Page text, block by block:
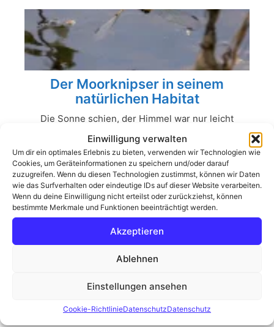
Einwilligung verwalten
Um dir ein optimales Erlebnis zu bieten, verwenden wir Technologien wie
Cookies, um Geräteinformationen zu speichern und/oder darauf
zuzugreifen. Wenn du diesen Technologien zustimmst, können wir Daten
wie das Surfverhalten oder eindeutige IDs auf dieser Website verarbeiten.
Wenn du deine Einwilligung nicht erteilst oder zurückziehst, können
bestimmte Merkmale und Funktionen beeinträchtigt werden.
Akzeptieren
Ablehnen
Einstellungen ansehen
Cookie-RichtlinieDatenschutzDatenschutz
Der Moorknipser in seinem
natürlichen Habitat
Die Sonne schien, der Himmel war nur leicht
bewölkt, ein optimaler Fotografietag. Die Kamera
greifen, ins Auto steigen, hinaus ins ...
Weiterlesen …
Gestern Abend gegen 19:30 Uhr war in Lübberstedt
einiges los: Die historische Dampflok 01 1104 hielt